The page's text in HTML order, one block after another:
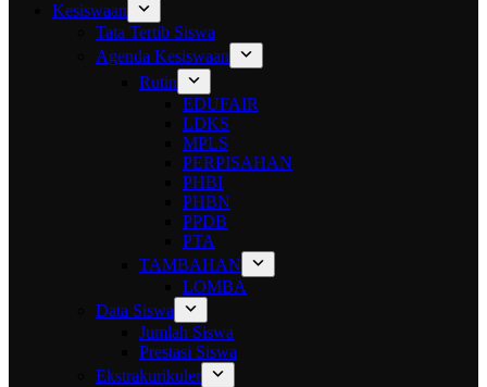
Kesiswaan
Tata Tertib Siswa
Agenda Kesiswaan
Rutin
EDUFAIR
LDKS
MPLS
PERPISAHAN
PHBI
PHBN
PPDB
PTA
TAMBAHAN
LOMBA
Data Siswa
Jumlah Siswa
Prestasi Siswa
Ekstrakurikuler